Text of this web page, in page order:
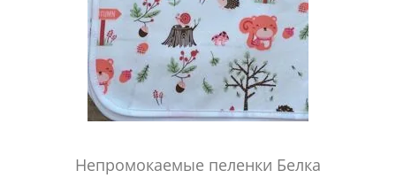
Непромокаемые пеленки Белка